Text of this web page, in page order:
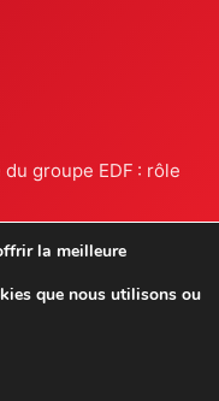
groupe EDF : rôle
sécurité et
et optimiser sa
la meilleure
que nous utilisons ou